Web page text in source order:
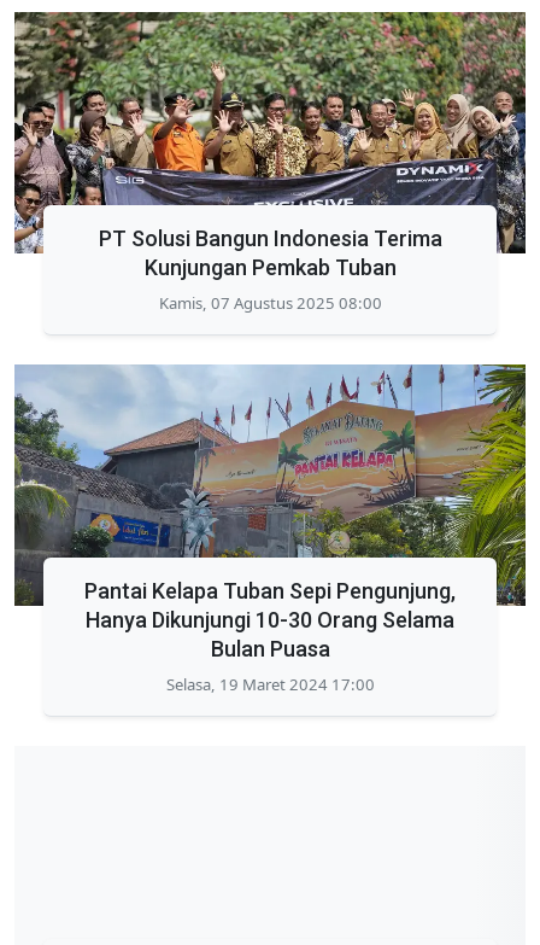
PT Solusi Bangun Indonesia Terima
Kunjungan Pemkab Tuban
Kamis, 07 Agustus 2025 08:00
Pantai Kelapa Tuban Sepi Pengunjung,
Hanya Dikunjungi 10-30 Orang Selama
Bulan Puasa
Selasa, 19 Maret 2024 17:00